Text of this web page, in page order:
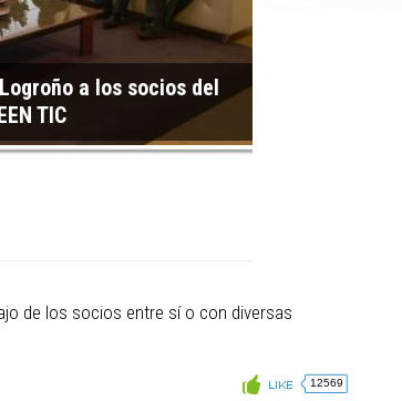
a los socios del
TIC
de los socios entre sí o con diversas
12569